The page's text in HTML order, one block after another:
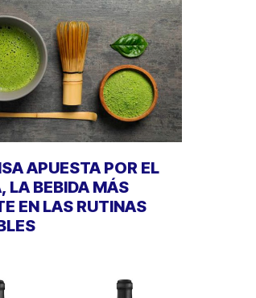
APUESTA POR EL
LA BEBIDA MÁS
EN LAS RUTINAS